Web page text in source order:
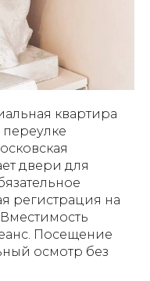
квартира
двери для
регистрация на
Посещение
осмотр без